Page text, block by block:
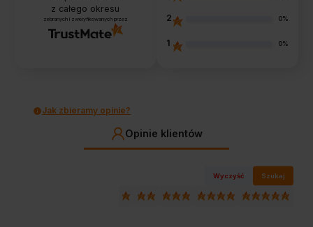
z całego okresu
zebranych i zweryfikowanych przez 2 0%
1 0%
Jak zbieramy opinie?
Opinie klientów
Wyczyść Szukaj